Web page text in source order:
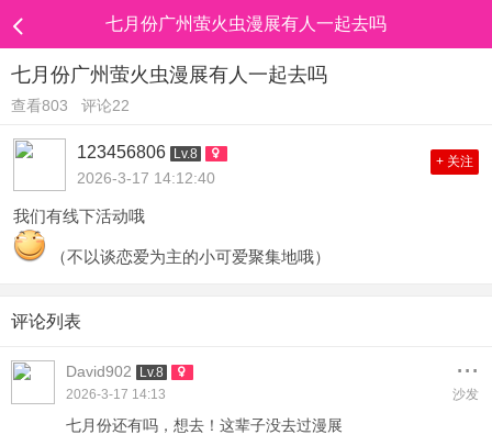
七月份广州萤火虫漫展有人一起去吗
七月份广州萤火虫漫展有人一起去吗
查看803 评论22
123456806 Lv.8
2026-3-17 14:12:40
+ 关注
我们有线下活动哦
（不以谈恋爱为主的小可爱聚集地哦）
评论列表
David902 Lv.8 ...
2026-3-17 14:13 沙发
七月份还有吗，想去！这辈子没去过漫展